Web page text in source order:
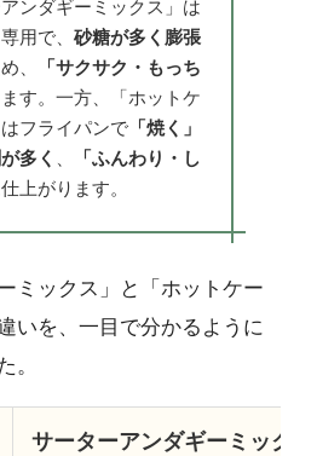
ンダギーミックス」は
専用で、 砂糖が多く膨張
、
「サクサク・もっち
す。一方、「ホットケ
フライパンで「焼く」
多く
「ふんわり・し
上がります。
ミックス」と「ホットケー
いを、一目で分かるように
。
サーターアンダギーミックス